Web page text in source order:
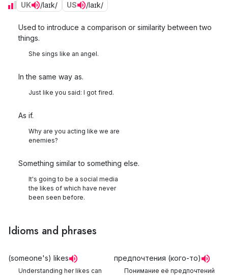
UK /laɪk/ US /laɪk/
Used to introduce a comparison or similarity between two
things.
She sings like an angel.
In the same way as.
Just like you said: I got fired.
As if.
Why are you acting like we are
enemies?
Something similar to something else.
It's going to be a social media
the likes of which have never
been seen before.
Idioms and phrases
(someone's) likes
Understanding her likes can
предпочтения (кого-то)
Понимание её предпочтений